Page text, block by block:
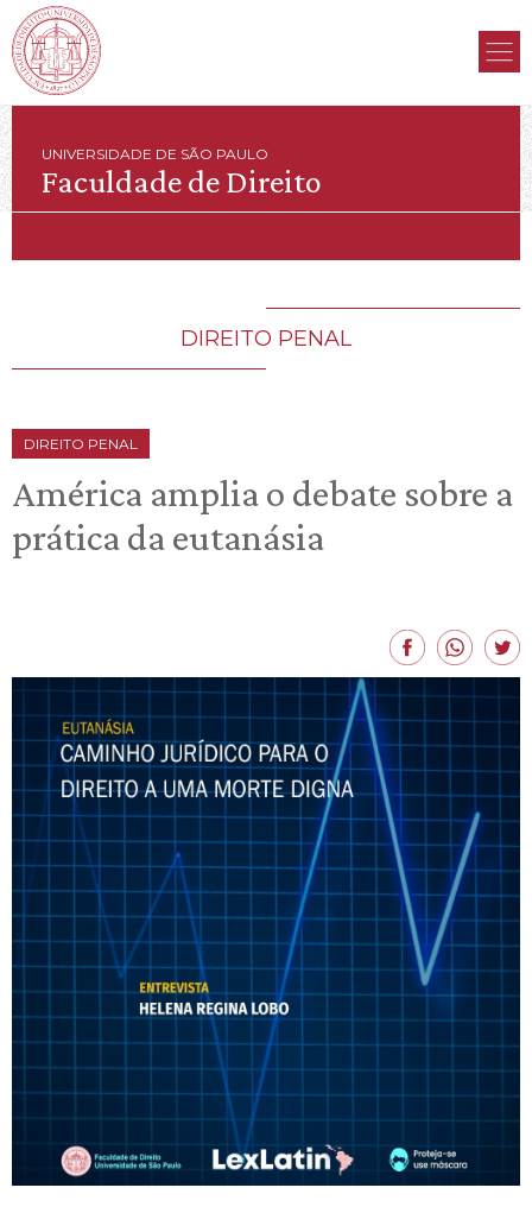
UNIVERSIDADE DE SÃO PAULO
Faculdade de Direito
DIREITO PENAL
DIREITO PENAL
América amplia o debate sobre a
prática da eutanásia